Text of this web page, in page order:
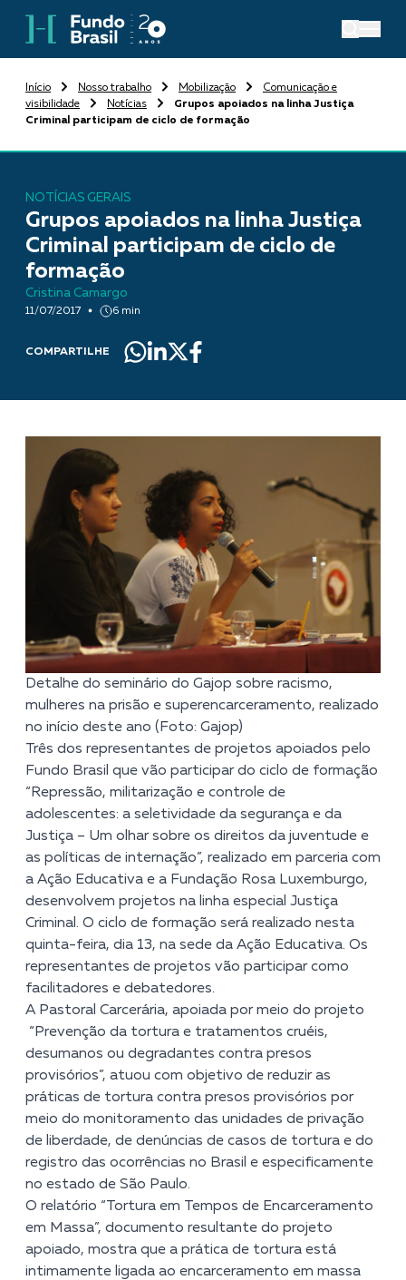
Início Nosso trabalho Mobilização
Comunicação e
visibilidade
Notícias
Grupos apoiados na linha Justiça
Criminal participam de ciclo de formação
NOTÍCIAS GERAIS
Grupos apoiados na linha Justiça
Criminal participam de ciclo de
formação
Cristina Camargo
11/07/2017 6 min
COMPARTILHE
Detalhe do seminário do Gajop sobre racismo,
mulheres na prisão e superencarceramento, realizado
no início deste ano (Foto: Gajop)
Três dos representantes de projetos apoiados pelo
Fundo Brasil que vão participar do ciclo de formação
“Repressão, militarização e controle de
adolescentes: a seletividade da segurança e da
Justiça – Um olhar sobre os direitos da juventude e
as políticas de internação”, realizado em parceria com
a Ação Educativa e a Fundação Rosa Luxemburgo,
desenvolvem projetos na linha especial Justiça
Criminal. O ciclo de formação será realizado nesta
quinta-feira, dia 13, na sede da Ação Educativa. Os
representantes de projetos vão participar como
facilitadores e debatedores.
A Pastoral Carcerária, apoiada por meio do projeto
“Prevenção da tortura e tratamentos cruéis,
desumanos ou degradantes contra presos
provisórios”, atuou com objetivo de reduzir as
práticas de tortura contra presos provisórios por
meio do monitoramento das unidades de privação
de liberdade, de denúncias de casos de tortura e do
registro das ocorrências no Brasil e especificamente
no estado de São Paulo.
O relatório “Tortura em Tempos de Encarceramento
em Massa”, documento resultante do projeto
apoiado, mostra que a prática de tortura está
intimamente ligada ao encarceramento em massa